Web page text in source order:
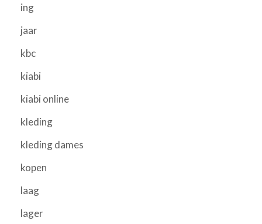
ing
jaar
kbc
kiabi
kiabi online
kleding
kleding dames
kopen
laag
lager